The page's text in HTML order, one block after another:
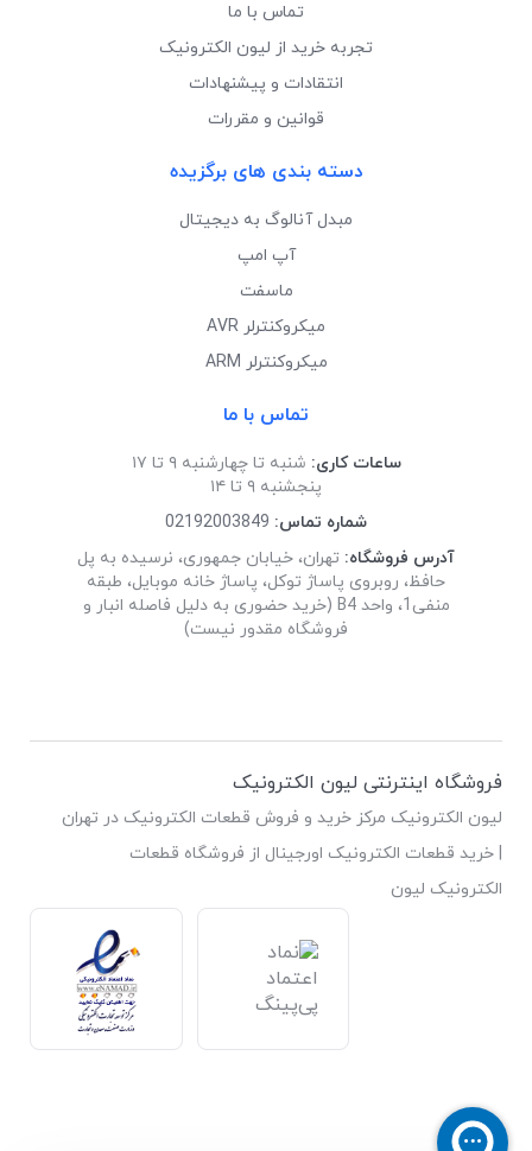
تماس با ما
تجربه خرید از لیون الکترونیک
انتقادات و پیشنهادات
قوانین و مقررات
دسته بندی های برگزیده
مبدل آنالوگ به دیجیتال
آپ امپ
ماسفت
میکروکنترلر AVR
میکروکنترلر ARM
تماس با ما
ساعات کاری:شنبه تا چهارشنبه ۹ تا ۱۷
پنجشنبه ۹ تا ۱۴
شماره تماس: 02192003849
آدرس فروشگاه:تهران، خیابان جمهوری، نرسیده به پل
حافظ، روبروی پاساژ توکل، پاساژ خانه موبایل، طبقه
منفی1، واحد B4 (خرید حضوری به دلیل فاصله انبار و
فروشگاه مقدور نیست)
فروشگاه اینترنتی لیون الکترونیک
لیون الکترونیک مرکز خرید و فروش قطعات الکترونیک در تهران
| خرید قطعات الکترونیک اورجینال از فروشگاه قطعات
الکترونیک لیون